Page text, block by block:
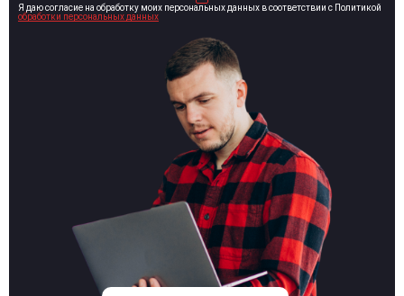
Я даю согласие на обработку моих персональных данных в соответствии с Политикой
обработки персональных данных